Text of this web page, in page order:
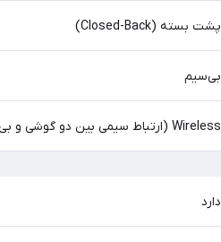
پشت بسته (Closed-Back)
بی‌سیم
Wireless (ارتباط سیمی بین دو گوشی و بی‌سیم با منبع)
دارد